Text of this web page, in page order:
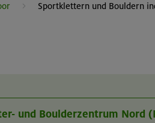
Sportklettern und Bouldern
und Boulderzentrum Nord